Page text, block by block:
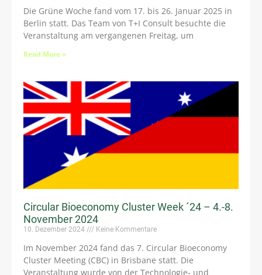
Die Grüne Woche fand vom 17. bis 26. Januar 2025 in
Berlin statt. Das Team von T+I Consult besuchte die
Veranstaltung am vergangenen Freitag, um
Read More »
Circular Bioeconomy Cluster Week ´24 – 4.-8.
November 2024
10. Dezember 2024 Keine Kommentare
Im November 2024 fand das 7. Circular Bioeconomy
Cluster Meeting (CBC) in Brisbane statt. Die
Veranstaltung wurde von der Technologie- und